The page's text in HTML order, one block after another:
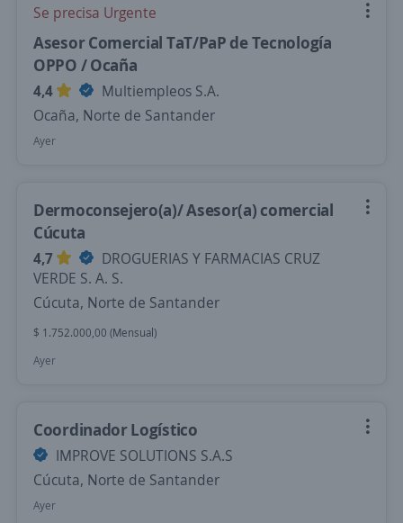
Se precisa Urgente
Asesor Comercial TaT/PaP de Tecnología
OPPO / Ocaña
4,4
Multiempleos S.A.
Ocaña, Norte de Santander
Ayer
Dermoconsejero(a)/ Asesor(a) comercial
Cúcuta
4,7
DROGUERIAS Y FARMACIAS CRUZ
VERDE S. A. S.
Cúcuta, Norte de Santander
$ 1.752.000,00 (Mensual)
Ayer
Coordinador Logístico
IMPROVE SOLUTIONS S.A.S
Cúcuta, Norte de Santander
Ayer